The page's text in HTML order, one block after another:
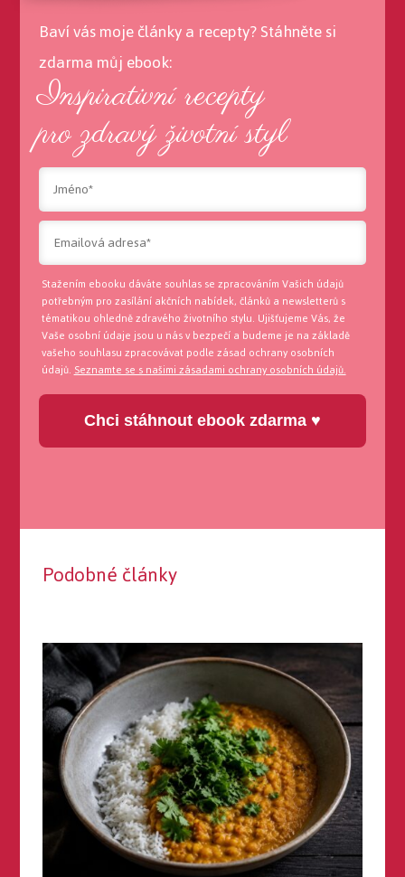
Baví vás moje články a recepty? Stáhněte si
zdarma můj ebook:
Inspirativní recepty
pro zdravý životní styl
Stažením ebooku dáváte souhlas se zpracováním Vašich údajů
potřebným pro zasílání akčních nabídek, článků a newsletterů s
tématikou ohledně zdravého životního stylu. Ujišťujeme Vás, že
Vaše osobní údaje jsou u nás v bezpečí a budeme je na základě
vašeho souhlasu zpracovávat podle zásad ochrany osobních
údajů.Seznamte se s našimi zásadami ochrany osobních údajů.
Chci stáhnout ebook zdarma ♥
Podobné články